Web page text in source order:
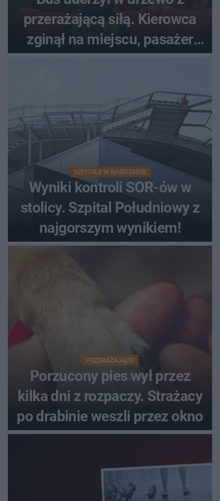
przerażającą siłą. Kierowca
zginął na miejscu, pasażer
walczy o życie
SZPITALE W WARSZAWIE
Wyniki kontroli SOR-ów w
stolicy. Szpital Południowy z
najgorszym wynikiem!
PRZERAŻAJĄCE!
Porzucony pies wył przez
kilka dni z rozpaczy. Strażacy
po drabinie weszli przez okno